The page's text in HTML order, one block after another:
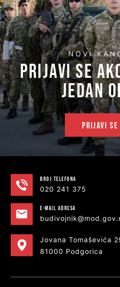
NOVI
PRIJAVI SE
JEDAN
PRIJAVI SE
Broj telefona
020 241 375
e-MAIL ADRESA
Jovana Tomaševića
81000 Podgorica